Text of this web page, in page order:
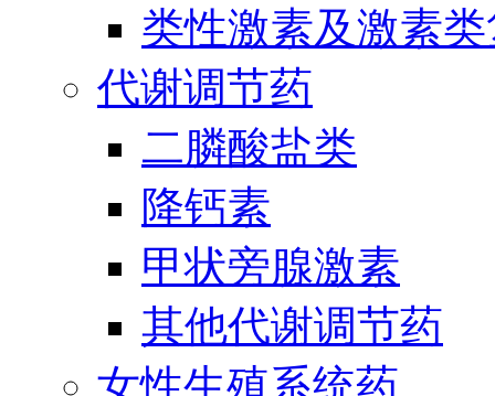
类性激素及激素
代谢调节药
二膦酸盐类
降钙素
甲状旁腺激素
其他代谢调节药
女性生殖系统药